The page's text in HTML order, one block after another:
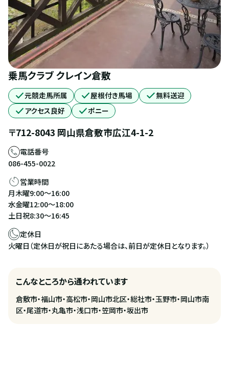
乗馬クラブ クレイン倉敷
元競走馬所属 屋根付き馬場
無料送迎
アクセス良好
ポニー
〒712-8043 岡山県倉敷市広江4-1-2
電話番号
086-455-0022
営業時間
月木曜9:00～16:00
水金曜12:00～18:00
土日祝8:30～16:45
定休日
火曜日（定休日が祝日にあたる場合は、前日が定休日となります。）
こんなところから通われています
倉敷市・福山市・高松市・岡山市北区・総社市・玉野市・岡山市南
区・尾道市・丸亀市・浅口市・笠岡市・坂出市